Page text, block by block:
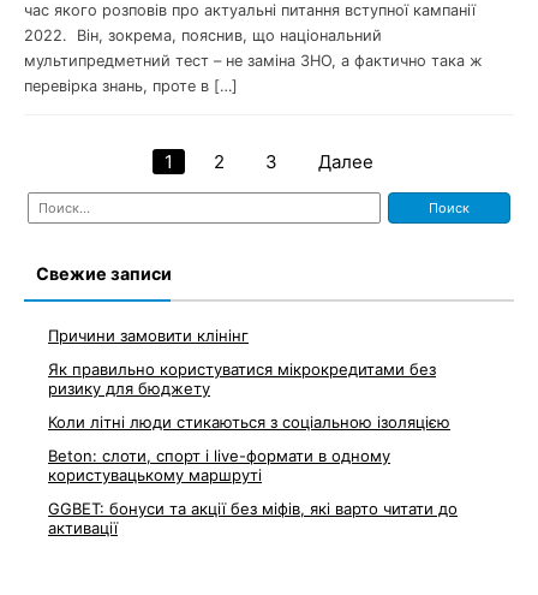
час якого розповів про актуальні питання вступної кампанії
2022. Він, зокрема, пояснив, що національний
мультипредметний тест – не заміна ЗНО, а фактично така ж
перевірка знань, проте в […]
Навигация
по
1 2 3 Далее
Найти:
Свежие записи
Причини замовити клінінг
Як правильно користуватися мікрокредитами без
ризику для бюджету
Коли літні люди стикаються з соціальною ізоляцією
Beton: слоти, спорт і live-формати в одному
користувацькому маршруті
GGBET: бонуси та акції без міфів, які варто читати до
активації